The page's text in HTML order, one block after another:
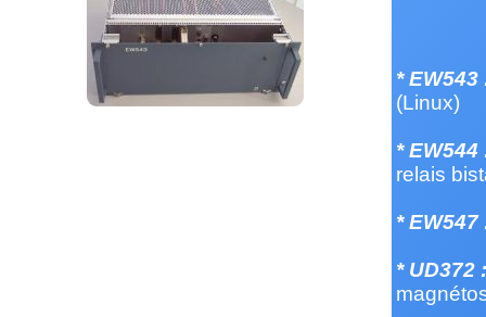
* EW543
(Linux)
* EW544
relais
* EW547
* UD372 :